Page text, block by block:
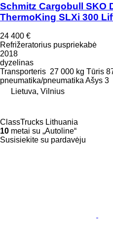
Schmitz Cargobull SKO
ThermoKing SLXi 300
24 400 €
Refrižeratorius puspriekabė
2018
dyzelinas
Transporteris 27 000 kg Tūris
pneumatika/pneumatika Ašys 3
Lietuva, Vilnius
ClassTrucks Lithuania
10 metai su „Autoline“
Susisiekite su pardavėju